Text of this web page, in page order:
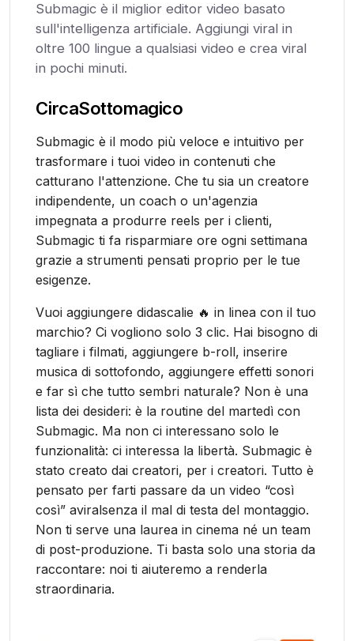
Submagic è il miglior editor video basato
sull'intelligenza artificiale. Aggiungi viral in
oltre 100 lingue a qualsiasi video e crea viral
in pochi minuti.
CircaSottomagico
Submagic è il modo più veloce e intuitivo per
trasformare i tuoi video in contenuti che
catturano l'attenzione. Che tu sia un creatore
indipendente, un coach o un'agenzia
impegnata a produrre reels per i clienti,
Submagic ti fa risparmiare ore ogni settimana
grazie a strumenti pensati proprio per le tue
esigenze.
Vuoi aggiungere didascalie 🔥 in linea con il tuo
marchio? Ci vogliono solo 3 clic. Hai bisogno di
tagliare i filmati, aggiungere b-roll, inserire
musica di sottofondo, aggiungere effetti sonori
e far sì che tutto sembri naturale? Non è una
lista dei desideri: è la routine del martedì con
Submagic. Ma non ci interessano solo le
funzionalità: ci interessa la libertà. Submagic è
stato creato dai creatori, per i creatori. Tutto è
pensato per farti passare da un video “così
così” aviralsenza il mal di testa del montaggio.
Non ti serve una laurea in cinema né un team
di post-produzione. Ti basta solo una storia da
raccontare: noi ti aiuteremo a renderla
straordinaria.